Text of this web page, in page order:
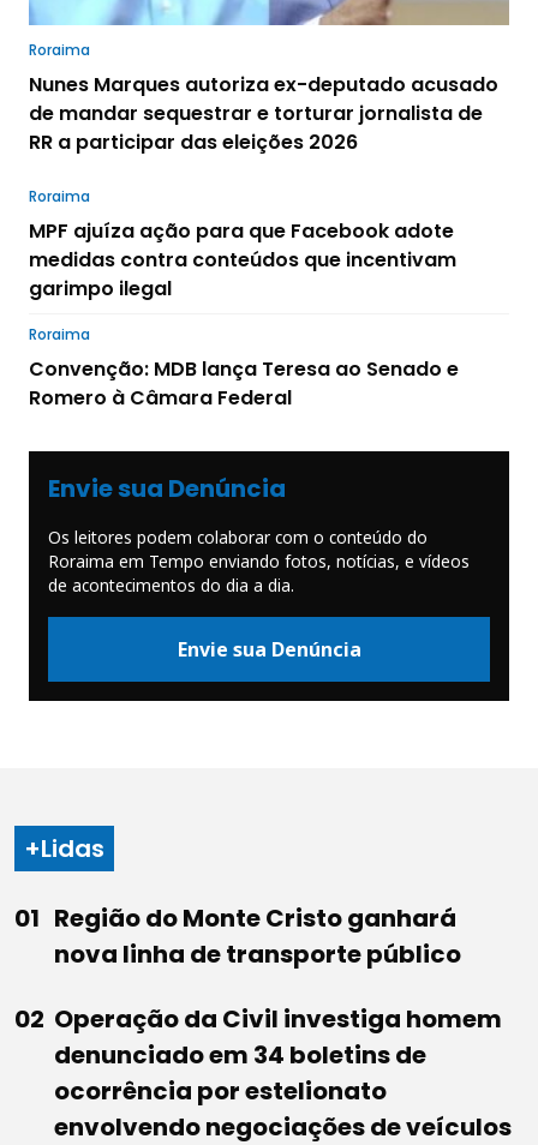
Roraima
Nunes Marques autoriza ex-deputado acusado
de mandar sequestrar e torturar jornalista de
RR a participar das eleições 2026
Roraima
MPF ajuíza ação para que Facebook adote
medidas contra conteúdos que incentivam
garimpo ilegal
Roraima
Convenção: MDB lança Teresa ao Senado e
Romero à Câmara Federal
Envie sua Denúncia
Os leitores podem colaborar com o conteúdo do
Roraima em Tempo enviando fotos, notícias, e vídeos
de acontecimentos do dia a dia.
Envie sua Denúncia
+Lidas
Região do Monte Cristo ganhará
nova linha de transporte público
Operação da Civil investiga homem
denunciado em 34 boletins de
ocorrência por estelionato
envolvendo negociações de veículos